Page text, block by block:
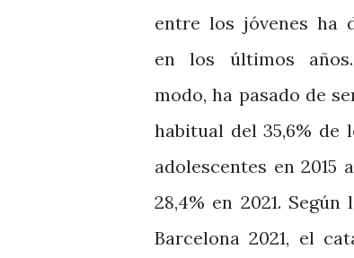
entre los jóvenes ha
en los últimos
modo, ha pasado de
habitual del 35,6% de
adolescentes en 2015
28,4% en 2021.
Barcelona 2021, el